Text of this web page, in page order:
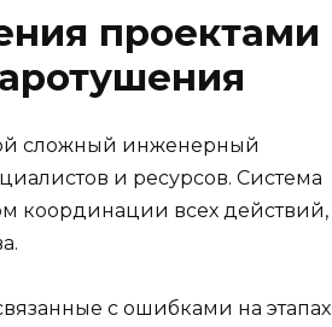
проектами
сложный инженерный
и ресурсов. Система
координации всех действий,
с ошибками на этапах